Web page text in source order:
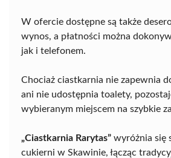
W ofercie dostępne są także
wynos, a płatności można
jak i telefonem.
Chociaż ciastkarnia nie zapewnia
ani nie udostępnia toalety,
wybieranym miejscem na szybkie
„Ciastkarnia Rarytas” wyróżnia się
cukierni w Skawinie, łącząc